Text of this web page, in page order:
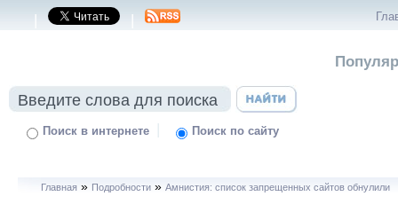
| |
Поиск в интернете | Поиск по сайту
Главная » Подробности »Амнистия: список запрещенных сайтов обнулили